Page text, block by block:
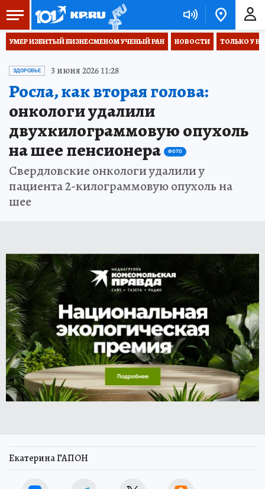
УМЕР ИЗБИТЫЙ БИЗНЕСМЕНОМ УЧЕНЫЙ РАН НОВОСТИ ТОЛЬКО У
ЗДОРОВЬЕ 3 июня 2026 11:28
Росла, как вторая голова:
онкологи удалили
двухкилограммовую опухоль
на шее пенсионера
ФОТО
Свердловские онкологи удалили у
пациента 2-килограммовую опухоль на
шее
Екатерина ГАПОН